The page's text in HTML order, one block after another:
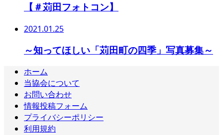
【＃苅田フォトコン】
2021.01.25
～知ってほしい「苅田町の四季」写真募集～
ホーム
当協会について
お問い合わせ
情報投稿フォーム
プライバシーポリシー
利用規約